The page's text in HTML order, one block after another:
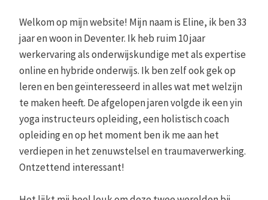
Welkom op mijn website! Mijn naam is Eline, ik ben 33
jaar en woon in Deventer. Ik heb ruim 10 jaar
werkervaring als onderwijskundige met als expertise
online en hybride onderwijs. Ik ben zelf ook gek op
leren en ben geïnteresseerd in alles wat met welzijn
te maken heeft. De afgelopen jaren volgde ik een yin
yoga instructeurs opleiding, een holistisch coach
opleiding en op het moment ben ik me aan het
verdiepen in het zenuwstelsel en traumaverwerking.
Ontzettend interessant!